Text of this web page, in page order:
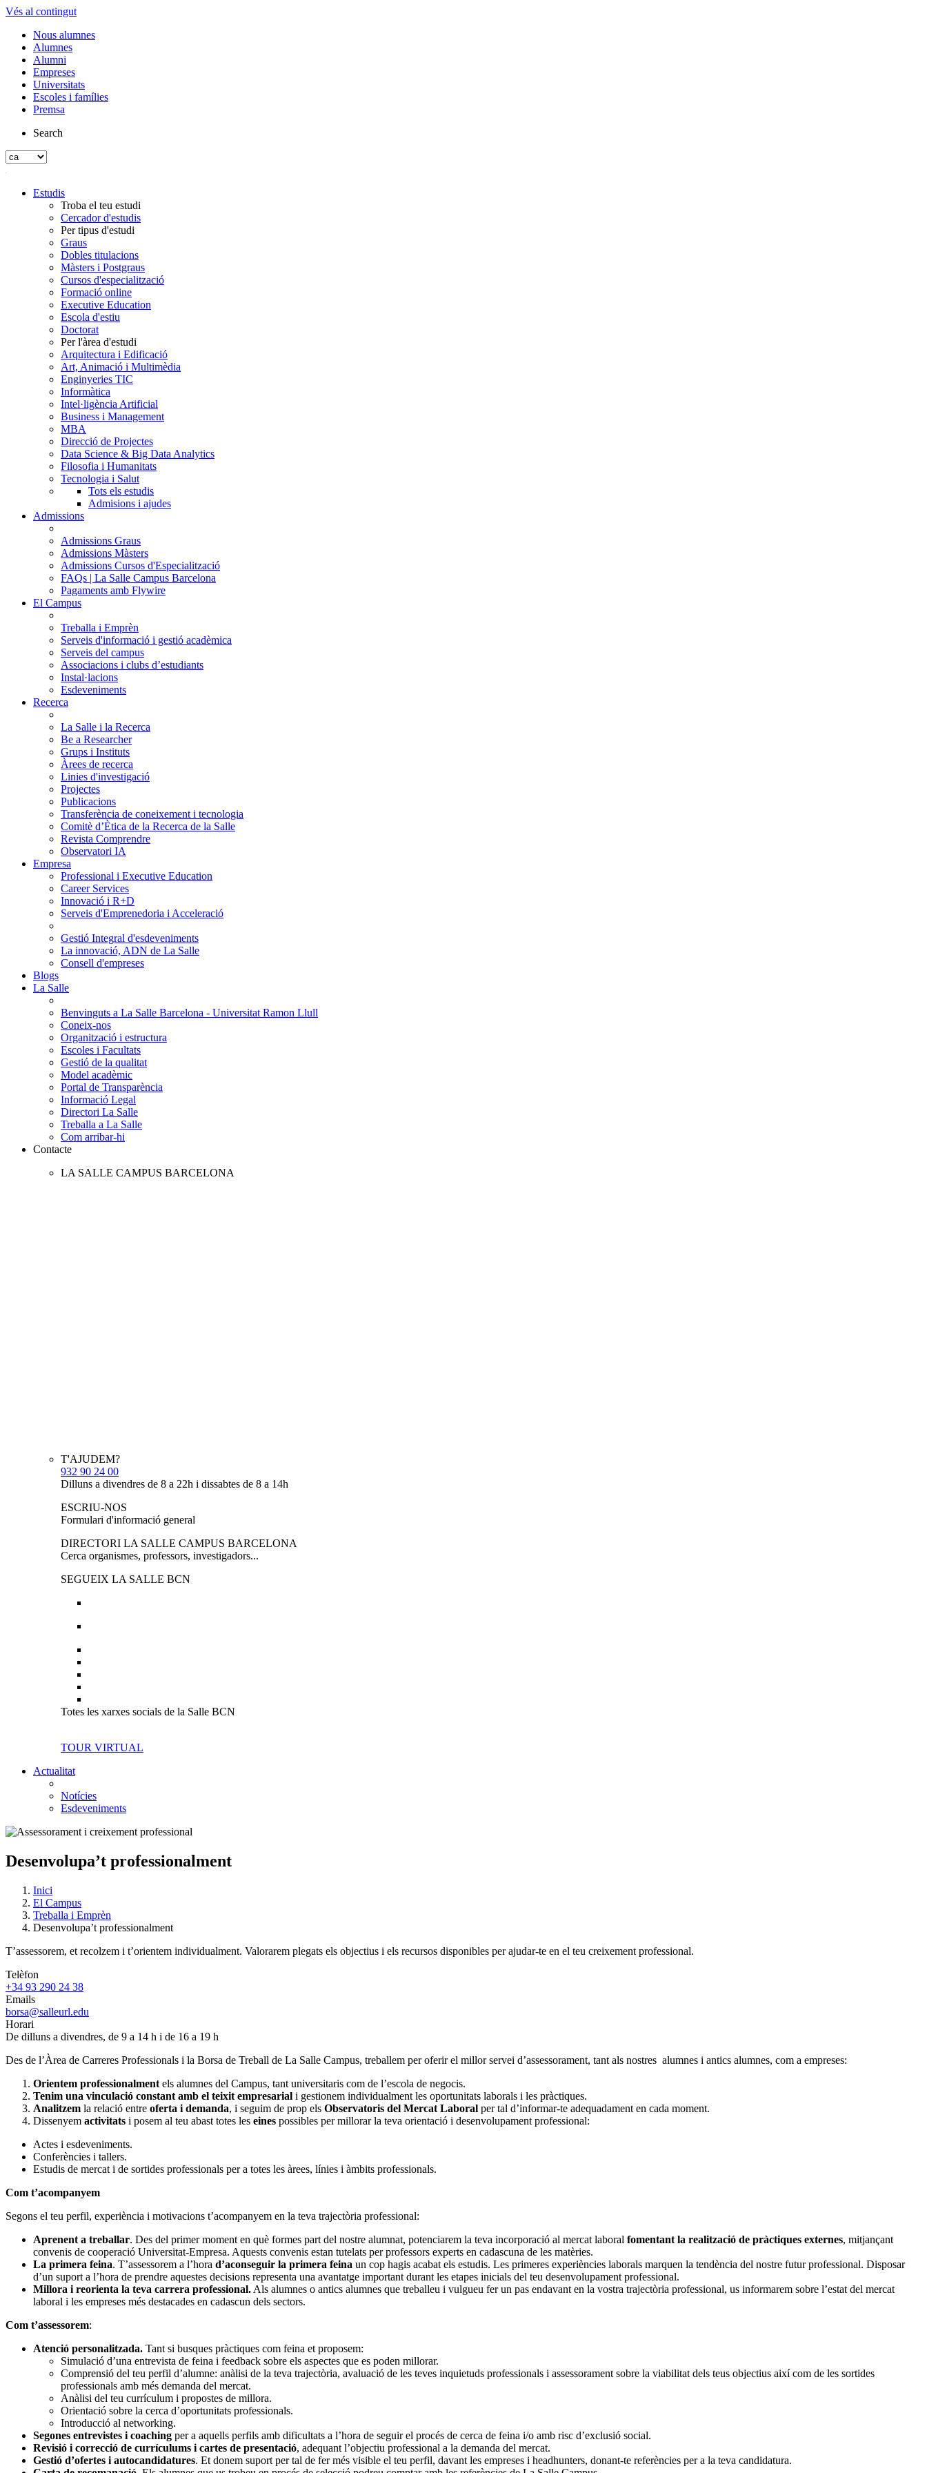
Vés al contingut
Nous alumnes
Alumnes
Alumni
Empreses
Universitats
Escoles i famílies
Premsa
Search
Estudis
Troba el teu estudi
Cercador d'estudis
Per tipus d'estudi
Graus
Dobles titulacions
Màsters i Postgraus
Cursos d'especialització
Formació online
Executive Education
Escola d'estiu
Doctorat
Per l'àrea d'estudi
Arquitectura i Edificació
Art, Animació i Multimèdia
Enginyeries TIC
Informàtica
Intel·ligència Artificial
Business i Management
MBA
Direcció de Projectes
Data Science & Big Data Analytics
Filosofia i Humanitats
Tecnologia i Salut
Tots els estudis
Admisions i ajudes
Admissions
Admissions Graus
Admissions Màsters
Admissions Cursos d'Especialització
FAQs | La Salle Campus Barcelona
Pagaments amb Flywire
El Campus
Treballa i Emprèn
Serveis d'informació i gestió acadèmica
Serveis del campus
Associacions i clubs d’estudiants
Instal·lacions
Esdeveniments
Recerca
La Salle i la Recerca
Be a Researcher
Grups i Instituts
Àrees de recerca
Linies d'investigació
Projectes
Publicacions
Transferència de coneixement i tecnologia
Comitè d’Ètica de la Recerca de la Salle
Revista Comprendre
Observatori IA
Empresa
Professional i Executive Education
Career Services
Innovació i R+D
Serveis d'Emprenedoria i Acceleració
Gestió Integral d'esdeveniments
La innovació, ADN de La Salle
Consell d'empreses
Blogs
La Salle
Benvinguts a La Salle Barcelona - Universitat Ramon Llull
Coneix-nos
Organització i estructura
Escoles i Facultats
Gestió de la qualitat
Model acadèmic
Portal de Transparència
Informació Legal
Directori La Salle
Treballa a La Salle
Com arribar-hi
Contacte
LA SALLE CAMPUS BARCELONA
T'AJUDEM?
932 90 24 00
Dilluns a divendres de 8 a 22h i dissabtes de 8 a 14h
ESCRIU-NOS
Formulari d'informació general
DIRECTORI LA SALLE CAMPUS BARCELONA
Cerca organismes, professors, investigadors...
SEGUEIX LA SALLE BCN
Totes les xarxes socials de la Salle BCN
TOUR VIRTUAL
Actualitat
Notícies
Esdeveniments
Desenvolupa’t professionalment
Inici
El Campus
Treballa i Emprèn
Desenvolupa’t professionalment
T’assessorem, et recolzem i t’orientem individualment. Valorarem plegats els objectius i els recursos disponibles per ajudar-te en el teu creixement professional.
Telèfon
+34 93 290 24 38
Emails
borsa@salleurl.edu
Horari
De dilluns a divendres, de 9 a 14 h i de 16 a 19 h
Des de l’Àrea de Carreres Professionals i la Borsa de Treball de La Salle Campus, treballem per oferir el millor servei d’assessorament, tant als nostres alumnes i antics alumnes, com a empreses:
Orientem professionalment els alumnes del Campus, tant universitaris com de l’escola de negocis.
Tenim una vinculació constant amb el teixit empresarial i gestionem individualment les oportunitats laborals i les pràctiques.
Analitzem la relació entre oferta i demanda, i seguim de prop els Observatoris del Mercat Laboral per tal d’informar-te adequadament en cada moment.
Dissenyem activitats i posem al teu abast totes les eines possibles per millorar la teva orientació i desenvolupament professional:
Actes i esdeveniments.
Conferències i tallers.
Estudis de mercat i de sortides professionals per a totes les àrees, línies i àmbits professionals.
Com t’acompanyem
Segons el teu perfil, experiència i motivacions t’acompanyem en la teva trajectòria professional:
Aprenent a treballar. Des del primer moment en què formes part del nostre alumnat, potenciarem la teva incorporació al mercat laboral fomentant la realització de pràctiques externes, mitjançant
convenis de cooperació Universitat-Empresa. Aquests convenis estan tutelats per professors experts en cadascuna de les matèries.
La primera feina. T’assessorem a l’hora d’aconseguir la primera feina un cop hagis acabat els estudis. Les primeres experiències laborals marquen la tendència del nostre futur professional. Disposar
d’un suport a l’hora de prendre aquestes decisions representa una avantatge important durant les etapes inicials del teu desenvolupament professional.
Millora i reorienta la teva carrera professional. Als alumnes o antics alumnes que treballeu i vulgueu fer un pas endavant en la vostra trajectòria professional, us informarem sobre l’estat del mercat
laboral i les empreses més destacades en cadascun dels sectors.
Com t’assessorem:
Atenció personalitzada. Tant si busques pràctiques com feina et proposem:
Simulació d’una entrevista de feina i feedback sobre els aspectes que es poden millorar.
Comprensió del teu perfil d’alumne: anàlisi de la teva trajectòria, avaluació de les teves inquietuds professionals i assessorament sobre la viabilitat dels teus objectius així com de les sortides
professionals amb més demanda del mercat.
Anàlisi del teu currículum i propostes de millora.
Orientació sobre la cerca d’oportunitats professionals.
Introducció al networking.
Segones entrevistes i coaching per a aquells perfils amb dificultats a l’hora de seguir el procés de cerca de feina i/o amb risc d’exclusió social.
Revisió i correcció de currículums i cartes de presentació, adequant l’objectiu professional a la demanda del mercat.
Gestió d’ofertes i autocandidatures. Et donem suport per tal de fer més visible el teu perfil, davant les empreses i headhunters, donant-te referències per a la teva candidatura.